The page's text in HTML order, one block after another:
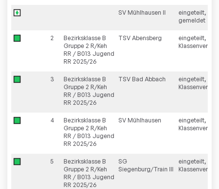
SV Mühlhausen II
eingeteilt, neu
gemeldet
2
Bezirksklasse B
Gruppe 2 R/Keh
RR / B013 Jugend
RR 2025/26
TSV Abensberg
eingeteilt,
3
Bezirksklasse B
Gruppe 2 R/Keh
RR / B013 Jugend
RR 2025/26
TSV Bad Abbach
eingeteilt,
4
Bezirksklasse B
Gruppe 2 R/Keh
RR / B013 Jugend
RR 2025/26
SV Mühlhausen
eingeteilt,
5
Bezirksklasse B
Gruppe 2 R/Keh
RR / B013 Jugend
RR 2025/26
SG
Siegenburg/Train III
eingeteilt,